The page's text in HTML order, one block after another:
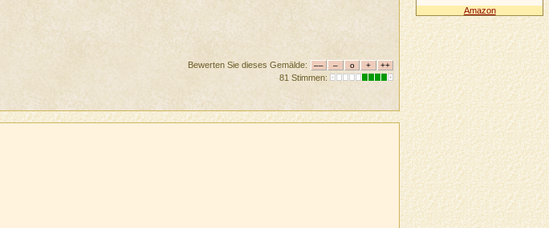
Bewerten Sie dieses Gemälde:
81 Stimmen:
Amazon